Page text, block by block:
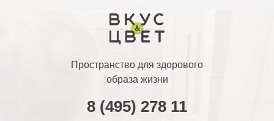
Пространство для здорового
образа жизни
8 (495) 278 11